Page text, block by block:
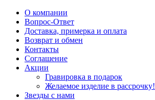
О компании
Вопрос-Ответ
Доставка, примерка и оплата
Возврат и обмен
Контакты
Соглашение
Акции
Гравировка в подарок
Желаемое изделие в рассрочку!
Звезды с нами